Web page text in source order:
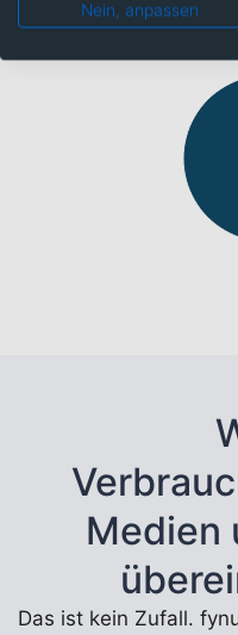
Medien
Das ist kein Zufall.
Nein, anpassen